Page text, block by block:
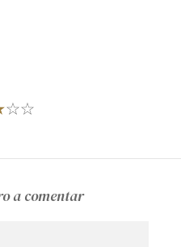
a comentar